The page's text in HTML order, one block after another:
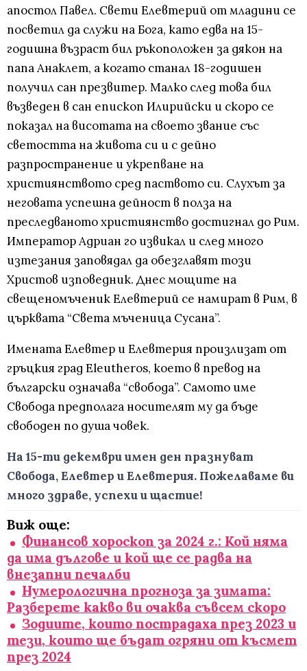
апостол Павел. Свети Елевтерий от младини се
посветил да служи на Бога, като едва на 15-
годишна възраст бил ръкоположен за дякон на
папа Анаклет, а когато станал 18-годишен
получил сан презвитер. Малко след това бил
възведен в сан епископ Илирийски и скоро се
показал на висотата на своето звание със
светостта на живота си и с дейно
разпространение и укрепване на
християнството сред паството си. Слухът за
неговата успешна дейност в полза на
преследваното християнство достигнал до Рим.
Император Адриан го извикал и след много
изтезания заповядал да обезглавят този
Христов изповедник. Днес мощите на
свещеномъченик Елевтерий се намират в Рим, в
църквата “Света мъченица Сусана”.
Имената Елевтер и Елевтерия произлизат от
гръцкия град Eleutheros, което в превод на
български означава “свобода”. Самото име
Свобода предполага носителят му да бъде
свободен по душа човек.
На 15-ти декември имен ден празнуват
Свобода, Елевтер и Елевтерия. Пожелаваме ви
много здраве, успехи и щастие!
Виж още:
Финансов хороскоп за 2024 г.: Кой няма
да има дългове и кой ще се радва на
внезапни печалби
Нумерологична прогноза за зимата:
Разберете какво ви очаква съвсем скоро
Зодиите, които пострадаха през 2023 и
тези, които ще бъдат огряни от късмет
през 2024